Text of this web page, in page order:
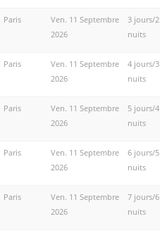
Paris
Ven. 11 Septembre
2026
3 jours/2
nuits
Paris
Ven. 11 Septembre
2026
4 jours/3
nuits
Paris
Ven. 11 Septembre
2026
5 jours/4
nuits
Paris
Ven. 11 Septembre
2026
6 jours/5
nuits
Paris
Ven. 11 Septembre
2026
7 jours/6
nuits